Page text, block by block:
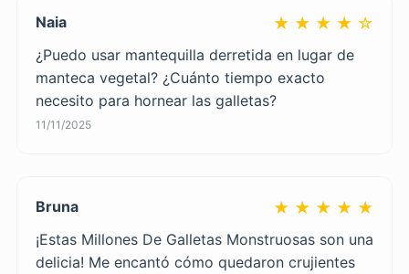
Naia ★ ★ ★ ★ ☆
¿Puedo usar mantequilla derretida en lugar de
manteca vegetal? ¿Cuánto tiempo exacto
necesito para hornear las galletas?
11/11/2025
Bruna ★ ★ ★ ★ ★
¡Estas Millones De Galletas Monstruosas son una
delicia! Me encantó cómo quedaron crujientes